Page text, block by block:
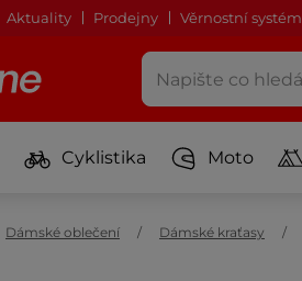
Aktuality Prodejny Věrnostní systém
Cyklistika Moto
Dámské oblečení Dámské kraťasy